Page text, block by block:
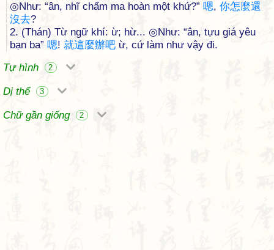
◎Như: “ân, nhĩ chẩm ma hoàn một khứ?” 嗯, 你怎麼還
沒去?
2. (Thán) Từ ngữ khí: ừ; hừ... ◎Như: “ân, tựu giá yêu
bạn ba” 嗯! 就這麼辦吧 ừ, cứ làm như vậy đi.
Tự hình
2
Dị thể 3
Chữ gần giống 2